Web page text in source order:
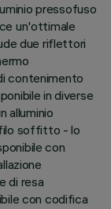
pressofuso
un'ottimale
due riflettori
contenimento
in diverse
alluminio
soffitto - lo
con
di resa
con codifica